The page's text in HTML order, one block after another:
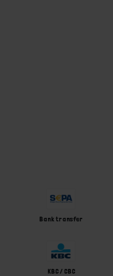
Bank transfer
KBC / CBC